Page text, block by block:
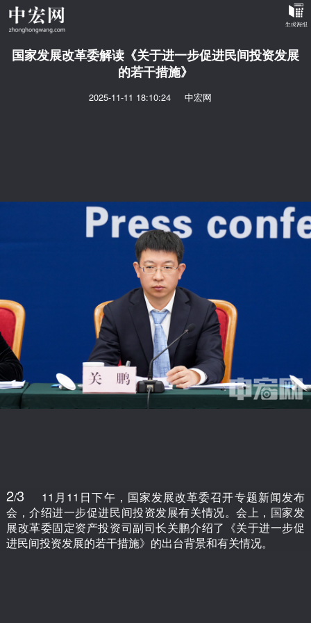
国家发展改革委解读《关于进一步促进民间投资发展
的若干措施》
2025-11-11 18:10:24 中宏网
2/3
11月11日下午，国家发展改革委召开专题新闻发布
会，介绍进一步促进民间投资发展有关情况。会上，国家发
展改革委固定资产投资司副司长关鹏介绍了《关于进一步促
进民间投资发展的若干措施》的出台背景和有关情况。